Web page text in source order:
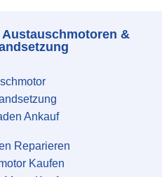
&
Ankauf
Reparieren
Kaufen